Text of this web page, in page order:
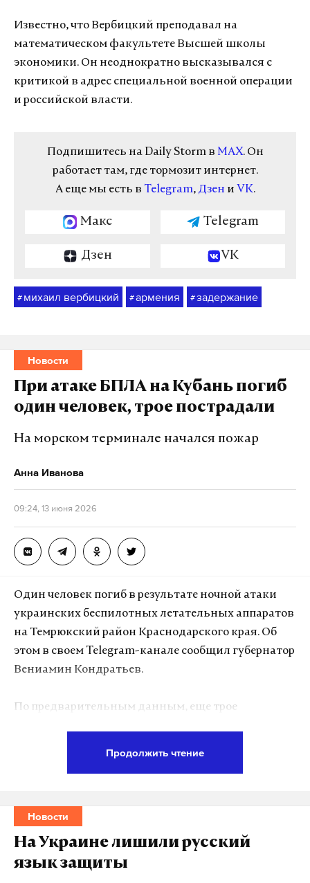
Известно, что Вербицкий преподавал на
математическом факультете Высшей школы
экономики. Он неоднократно высказывался с
критикой в адрес специальной военной операции
и российской власти.
Подпишитесь на Daily Storm в MAX. Он
работает там, где тормозит интернет.
А еще мы есть в Telegram, Дзен и VK.
Макс Telegram
Дзен VK
# михаил вербицкий #армения #задержание
Новости
При атаке БПЛА на Кубань погиб
один человек, трое пострадали
На морском терминале начался пожар
Анна Иванова
09:24, 13 июня 2026
Один человек погиб в результате ночной атаки
украинских беспилотных летательных аппаратов
на Темрюкский район Краснодарского края. Об
этом в своем Telegram-канале сообщил губернатор
Вениамин Кондратьев.
По предварительным данным, еще трое
96 человек и более 30 единиц техники, в том числе
от МЧС России. На месте продолжают работать
Продолжить чтение
Новости
На Украине лишили русский
язык защиты